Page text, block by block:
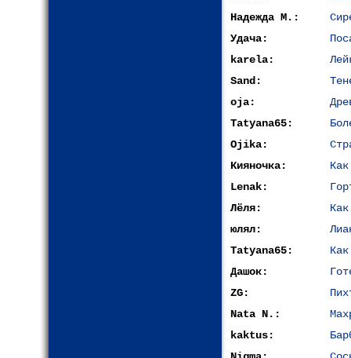
Надежда М.:
Удача:
karela:
Sand:
oja:
Tatyana65:
Ojika:
Кияночка:
Lenak:
Лёля:
юлял:
Tatyana65:
Дашок:
ZG:
Nata N.:
kaktus: